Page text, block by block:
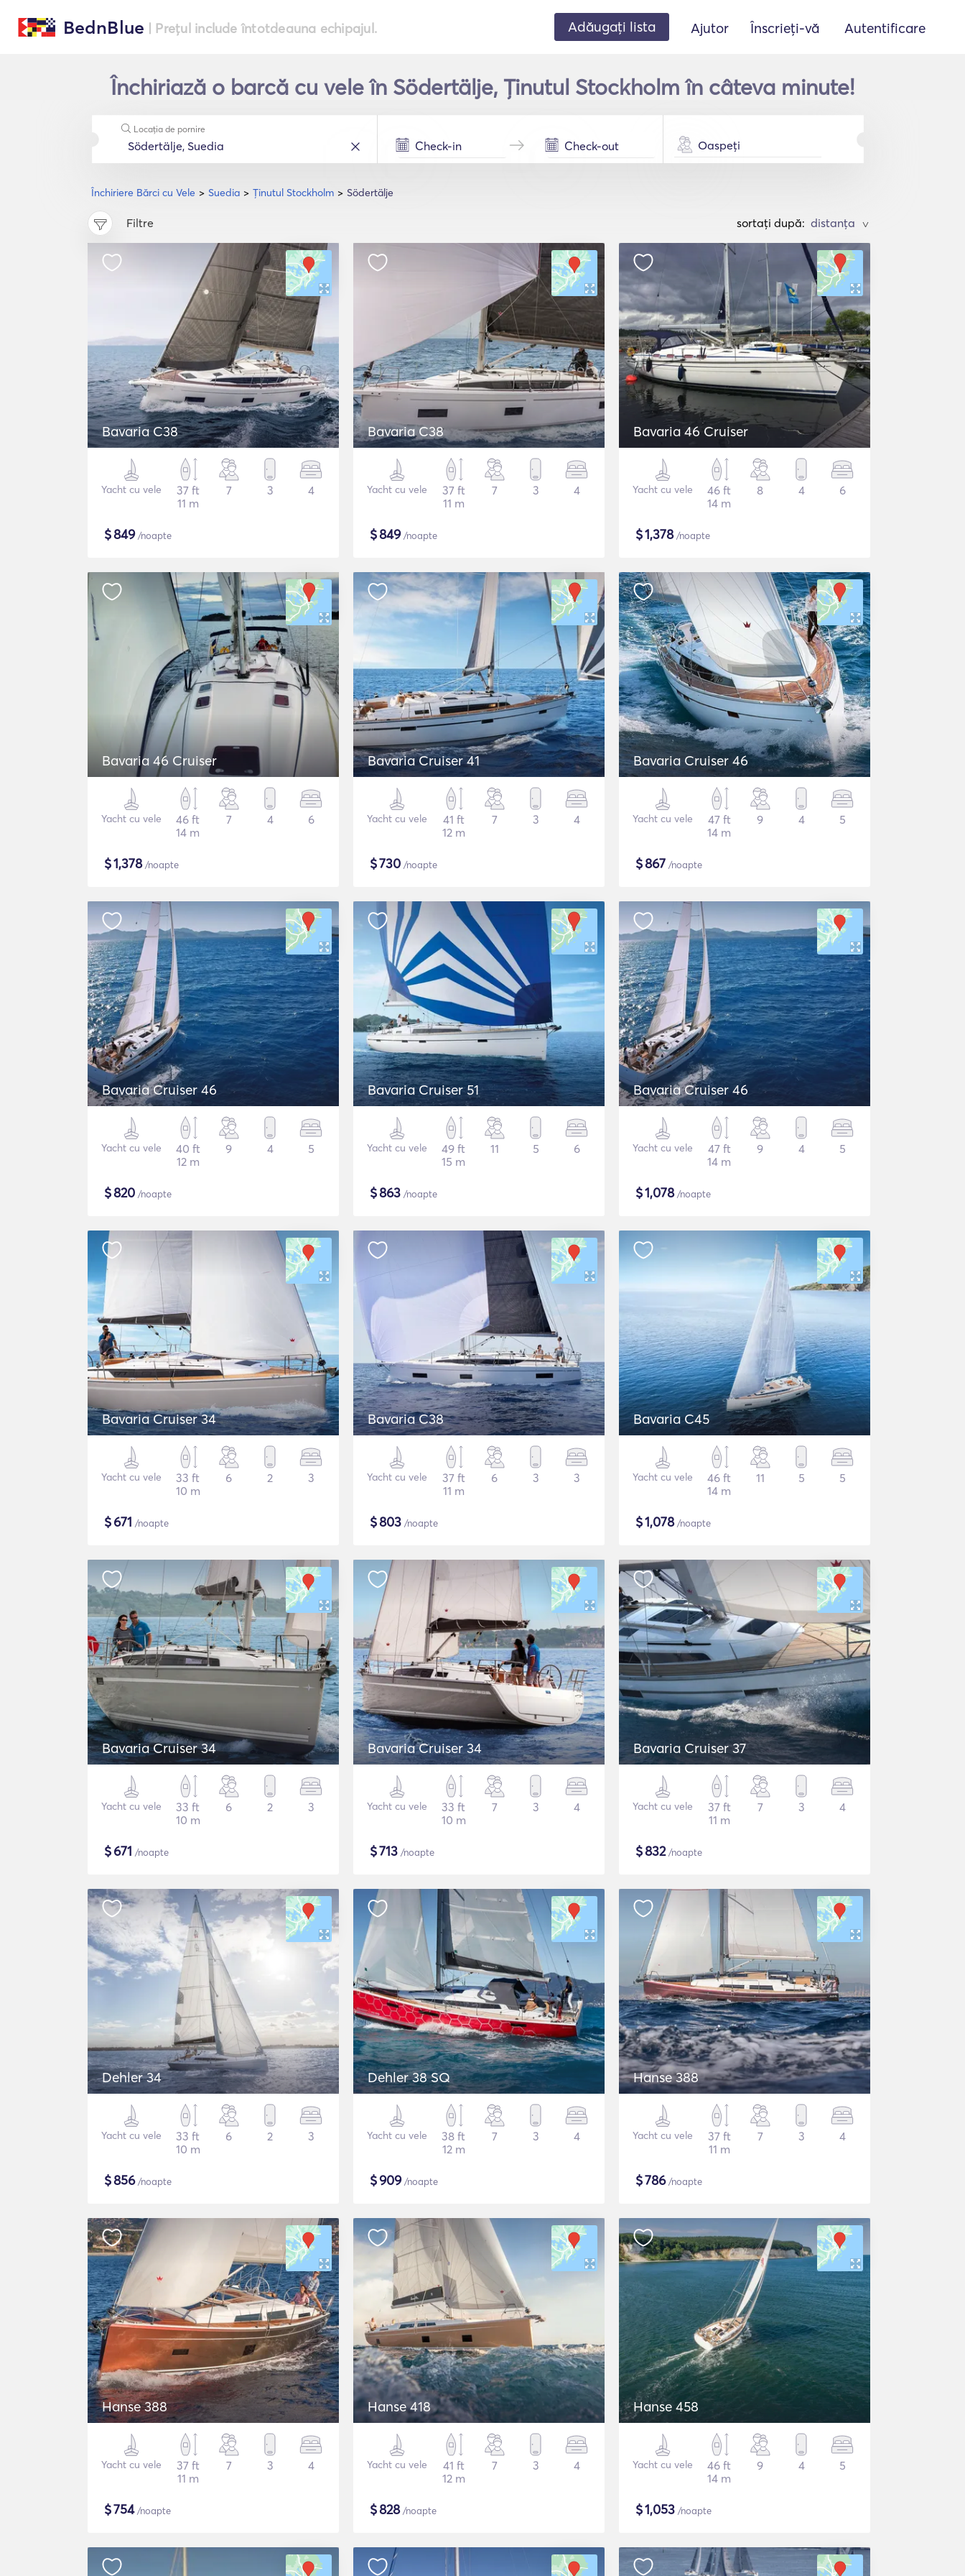
BednBlue | Prețul include întotdeauna echipajul. Adăugați lista Ajutor Înscrieți-vă Autentificare
Închiriază o barcă cu vele în Södertälje, Ținutul Stockholm în câteva minute!
Închiriere Bărci cu Vele Suedia Ținutul Stockholm Södertälje
Locația de pornire
Oaspeți
Filtre sortați după: >
Bavaria C38
Yacht cu vele
37 ft
11 m
7 3 4
$849/noapte
Bavaria C38
Yacht cu vele
37 ft
11 m
7 3 4
$849/noapte
Bavaria 46 Cruiser
Yacht cu vele
46 ft
14 m
8 4 6
$1,378/noapte
Bavaria 46 Cruiser
Yacht cu vele
46 ft
14 m
7 4 6
$1,378/noapte
Bavaria Cruiser 41
Yacht cu vele
41 ft
12 m
7 3 4
$730 /noapte
Bavaria Cruiser 46
Yacht cu vele
47 ft
14 m
9 4 5
$867 /noapte
Bavaria Cruiser 46
Yacht cu vele
40 ft
12 m
9 4 5
$820 /noapte
Bavaria Cruiser 51
Yacht cu vele
49 ft
15 m
11 5 6
$863 /noapte
Bavaria Cruiser 46
Yacht cu vele
47 ft
14 m
9 4 5
$1,078/noapte
Bavaria Cruiser 34
Yacht cu vele
33 ft
10 m
6 2 3
$671 /noapte
Bavaria C38
Yacht cu vele
37 ft
11 m
6 3 3
$803 /noapte
Bavaria C45
Yacht cu vele
46 ft
14 m
11 5 5
$1,078/noapte
Bavaria Cruiser 34
Yacht cu vele
33 ft
10 m
6 2 3
$671 /noapte
Bavaria Cruiser 34
Yacht cu vele
33 ft
10 m
7 3 4
$713 /noapte
Bavaria Cruiser 37
Yacht cu vele
37 ft
11 m
7 3 4
$832/noapte
Dehler 34
Yacht cu vele
33 ft
10 m
6 2 3
$856/noapte
Dehler 38 SQ
Yacht cu vele
38 ft
12 m
7 3 4
$909/noapte
Hanse 388
Yacht cu vele
37 ft
11 m
7 3 4
$786/noapte
Hanse 388
Yacht cu vele
37 ft
11 m
7 3 4
$754/noapte
Hanse 418
Yacht cu vele
41 ft
12 m
7 3 4
$828/noapte
Hanse 458
Yacht cu vele
46 ft
14 m
9 4 5
$1,053 /noapte